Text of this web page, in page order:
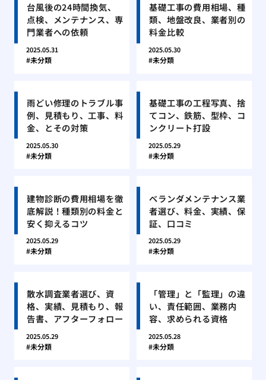
台風後の24時間換気、
点検、メンテナンス、専
門業者への依頼
2025.05.31
未分類
基礎工事の費用相場、種
類、地盤改良、業者別の
料金比較
2025.05.30
未分類
雨どい修理のトラブル事
例、見積もり、工事、料
金、とその対策
2025.05.30
未分類
基礎工事の工程写真、捨
てコン、鉄筋、型枠、コ
ンクリート打設
2025.05.29
未分類
建物診断の費用相場を徹
底解説！種類別の料金と
安く抑えるコツ
2025.05.29
未分類
ベランダメンテナンス業
者選び、料金、実績、保
証、口コミ
2025.05.29
未分類
散水調査業者選び、資
格、実績、見積もり、報
告書、アフターフォロー
2025.05.29
未分類
「管理」と「監理」の違
い、責任範囲、業務内
容、求められる資格
2025.05.28
未分類